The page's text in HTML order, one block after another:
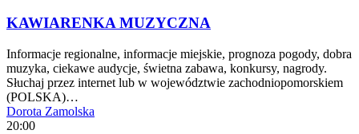
KAWIARENKA MUZYCZNA
Informacje regionalne, informacje miejskie, prognoza pogody, dobra
muzyka, ciekawe audycje, świetna zabawa, konkursy, nagrody.
Słuchaj przez internet lub w województwie zachodniopomorskiem
(POLSKA)…
Dorota Zamolska
20:00